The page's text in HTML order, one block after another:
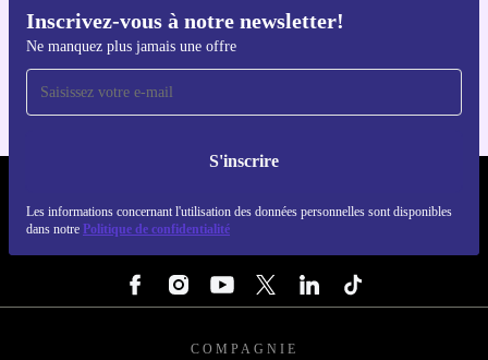
Inscrivez-vous à notre newsletter!
Ne manquez plus jamais une offre
S'inscrire
Les informations concernant l'utilisation des données personnelles sont disponibles
dans notre Politique de confidentialité
Téléchargez l'application refurbed
Pour iOS et Android
COMPAGNIE